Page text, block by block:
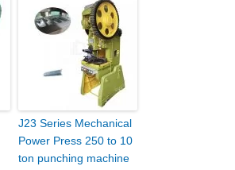
J23 Series Mechanical
Power Press 250 to 10
ton punching machine